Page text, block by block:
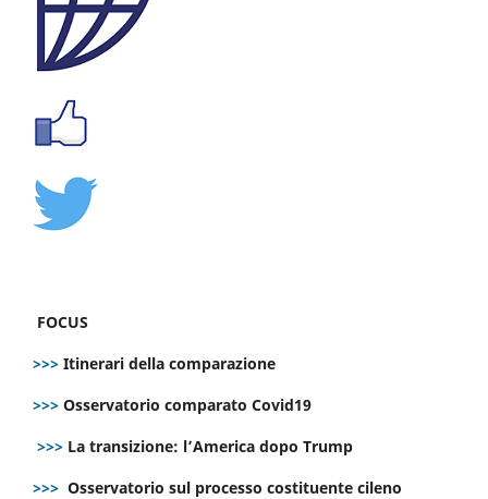
FOCUS
>>> Itinerari della comparazione
>>> Osservatorio comparato Covid19
>>> La transizione: l’America dopo Trump
>>> Osservatorio sul processo costituente cileno